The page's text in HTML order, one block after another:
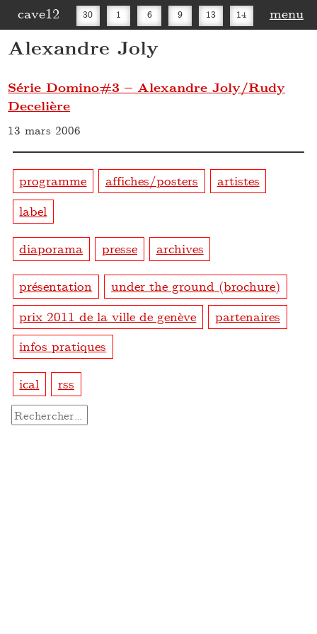
cave12 30 1 6 9 13 14
16 20 27
menu
Alexandre Joly
Série Domino#3 – Alexandre Joly/Rudy
Decelière
13 mars 2006
programme affiches/posters
artistes
label
diaporama presse archives
présentation
under the ground (brochure)
prix 2011 de la ville de genève
partenaires
infos pratiques
ical rss
Rechercher :